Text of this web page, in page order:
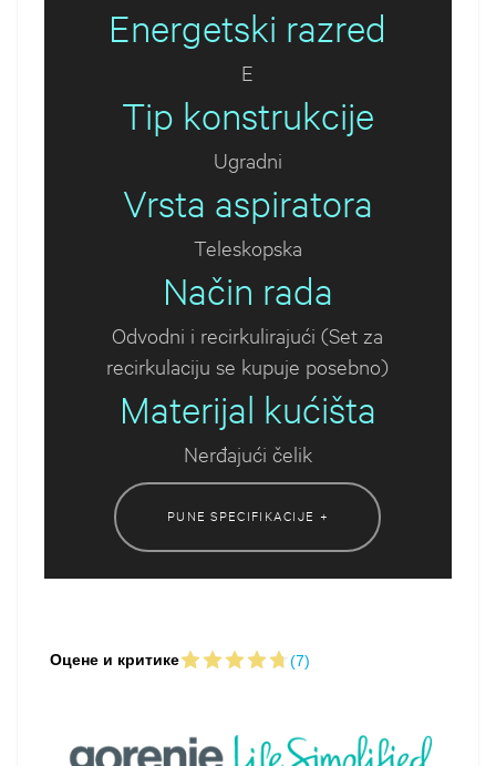
Energetski razred
E
Tip konstrukcije
Ugradni
Vrsta aspiratora
Teleskopska
Način rada
Odvodni i recirkulirajući (Set za
recirkulaciju se kupuje posebno)
Materijal kućišta
Nerđajući čelik
PUNE SPECIFIKACIJE +
Оцене и критике (7)